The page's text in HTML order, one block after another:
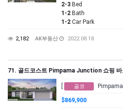
2-3 Bed
1-2 Bath
1-2 Car Park
2,182 AK부동산 2022.08.18
골코 Pimpama ]
$869,900